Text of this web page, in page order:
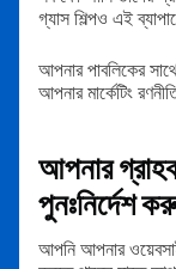
গ্যাস শিল্পও এই
আপনার পাবলিকের
আপনার মার্কেটিং
আপনার
পুনঃনির্দেশ
আপনি আপনার